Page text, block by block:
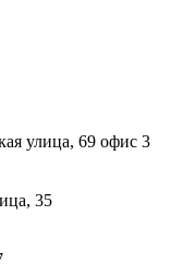
улица, 69 офис 3
35